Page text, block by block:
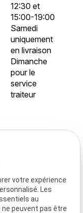
12:30 et
15:00-19:00
Samedi
uniquement
en livraison
Dimanche
pour le
service
traiteur
votre expérience
Les
au
peuvent pas être